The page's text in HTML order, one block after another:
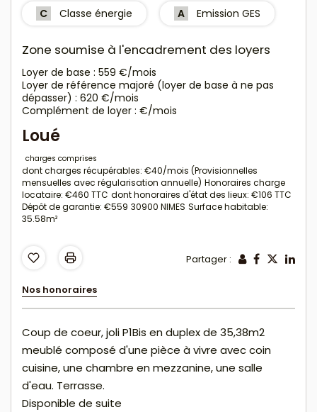
C Classe énergie A Emission GES
Zone soumise à l'encadrement des loyers
Loyer de base : 559 €/mois
Loyer de référence majoré (loyer de base à ne pas
dépasser) : 620 €/mois
Complément de loyer : €/mois
Loué
charges comprises
dont charges récupérables: €40/mois (Provisionnelles
mensuelles avec régularisation annuelle) Honoraires charge
locataire: €460 TTC dont honoraires d'état des lieux: €106 TTC
Dépôt de garantie: €559 30900 NIMES Surface habitable:
35.58m²
Partager :
Nos honoraires
Coup de coeur, joli P1Bis en duplex de 35,38m2
meublé composé d'une pièce à vivre avec coin
cuisine, une chambre en mezzanine, une salle
d'eau. Terrasse.
Disponible de suite